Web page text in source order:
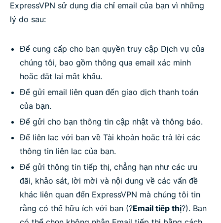
ExpressVPN sử dụng địa chỉ email của bạn vì những
lý do sau:
Để cung cấp cho bạn quyền truy cập Dịch vụ của
chúng tôi, bao gồm thông qua email xác minh
hoặc đặt lại mật khẩu.
Để gửi email liên quan đến giao dịch thanh toán
của bạn.
Để gửi cho bạn thông tin cập nhật và thông báo.
Để liên lạc với bạn về Tài khoản hoặc trả lời các
thông tin liên lạc của bạn.
Để gửi thông tin tiếp thị, chẳng hạn như các ưu
đãi, khảo sát, lời mời và nội dung về các vấn đề
khác liên quan đến ExpressVPN mà chúng tôi tin
rằng có thể hữu ích với bạn (?Email tiếp thị?). Bạn